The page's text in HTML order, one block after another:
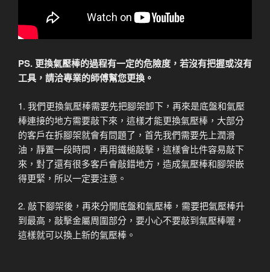
PS. 更換氣壓棒的過程有一定的危險度，若沒有把握或沒有
工具，請洽專業的師傅幫您更換。
1. 我們更換氣壓棒需要先把腳架卸下，再來是底盤和氣壓
棒連接的地方需要敲下來，這樣才能更換氣壓棒，大部分
的客戶在拆腳架就會有問題了，首先我們需要先上潤滑
油，靜置一段時間，再用鐵槌敲擊，這樣會比件容易敲下
來，對了還有很多客戶會敲錯地方，造成氣壓棒和腳架嵌
得更緊，所以一定要注意。
2. 敲下腳架後，再來分開底盤和氣壓棒，需要把氣壓棒升
到最高，敲擊金屬周圍部分，要小心不要敲到氣壓棒喔，
這樣就可以換上新的氣壓棒。